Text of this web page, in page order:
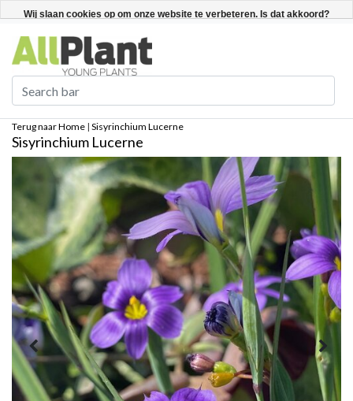
Registreren / Inloggen Nederlands
Terug naar Home | Sisyrinchium Lucerne
Sisyrinchium Lucerne
Wij slaan cookies op om onze website te verbeteren. Is dat akkoord?